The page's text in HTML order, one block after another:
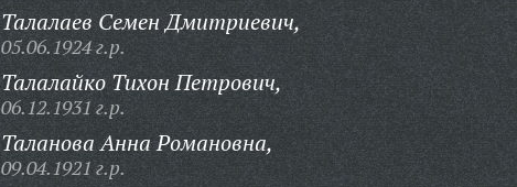
Талалаев Семен Дмитриевич,
05.06.1924 г.р.
Талалайко Тихон Петрович,
06.12.1931 г.р.
Таланова Анна Романовна,
09.04.1921 г.р.